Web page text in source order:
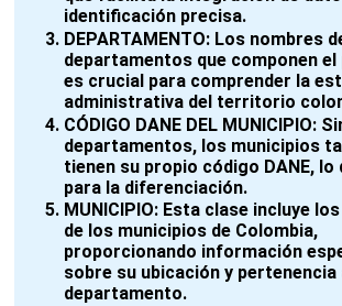
identificación precisa.
DEPARTAMENTO: Los nombres
departamentos que componen el
es crucial para comprender la
administrativa del territorio
CÓDIGO DANE DEL MUNICIPIO:
departamentos, los municipios
tienen su propio código DANE, lo
para la diferenciación.
MUNICIPIO:Esta clase incluye
de los municipios de Colombia,
proporcionando información
sobre su ubicación y pertenencia
departamento.